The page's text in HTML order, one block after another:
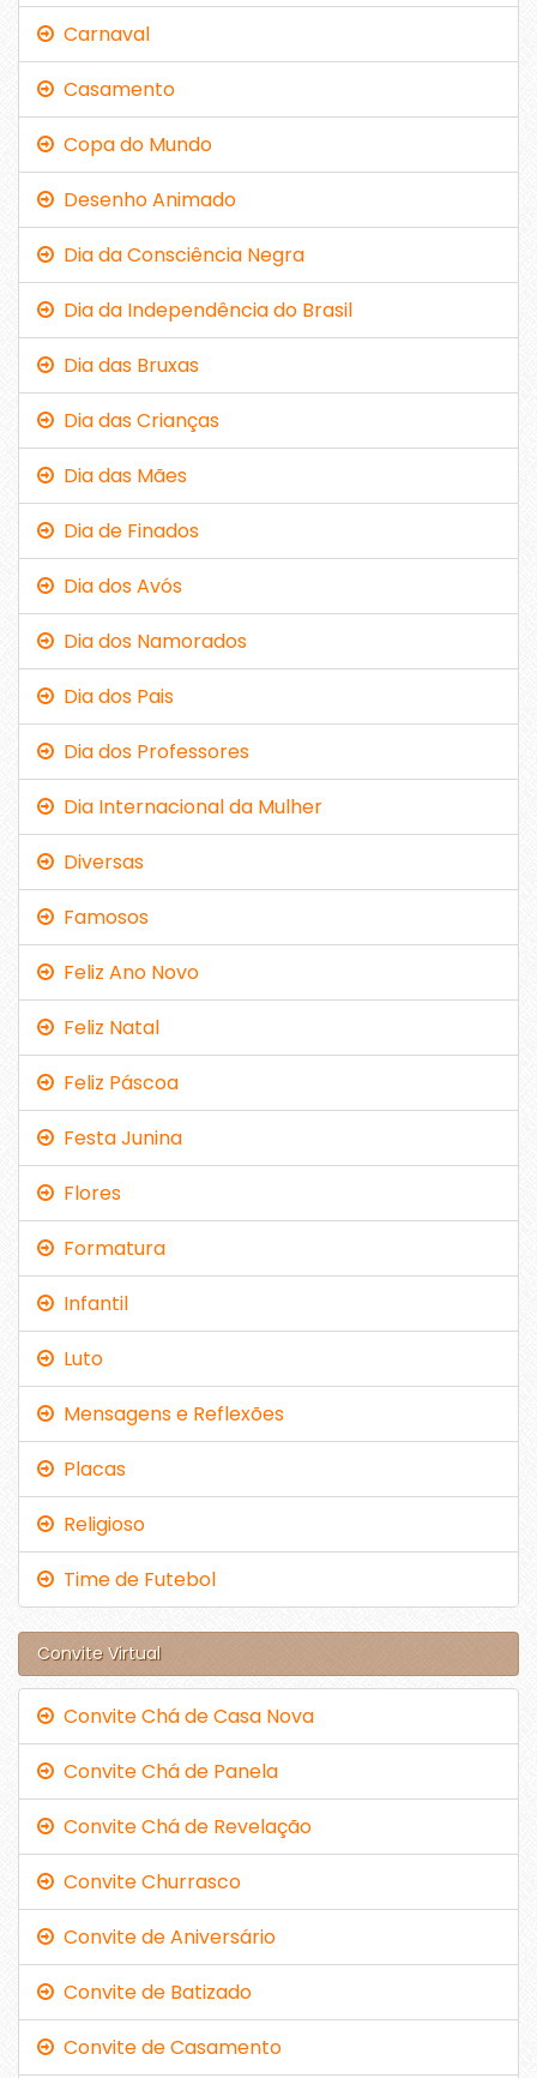
Carnaval
Casamento
Copa do Mundo
Desenho Animado
Dia da Consciência Negra
Dia da Independência do Brasil
Dia das Bruxas
Dia das Crianças
Dia das Mães
Dia de Finados
Dia dos Avós
Dia dos Namorados
Dia dos Pais
Dia dos Professores
Dia Internacional da Mulher
Diversas
Famosos
Feliz Ano Novo
Feliz Natal
Feliz Páscoa
Festa Junina
Flores
Formatura
Infantil
Luto
Mensagens e Reflexões
Placas
Religioso
Time de Futebol
Convite Virtual
Convite Chá de Casa Nova
Convite Chá de Panela
Convite Chá de Revelação
Convite Churrasco
Convite de Aniversário
Convite de Batizado
Convite de Casamento